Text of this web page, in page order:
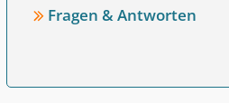
Fragen & Antworten